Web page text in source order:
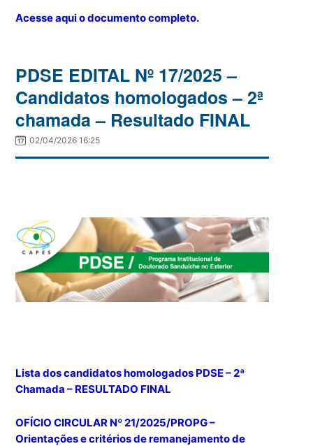
Acesse aqui o documento completo.
PDSE EDITAL Nº 17/2025 –
Candidatos homologados – 2ª
chamada – Resultado FINAL
02/04/2026 16:25
Lista dos candidatos homologados PDSE – 2ª
Chamada – RESULTADO FINAL
OFÍCIO CIRCULAR Nº 21/2025/PROPG –
Orientações e critérios de remanejamento de